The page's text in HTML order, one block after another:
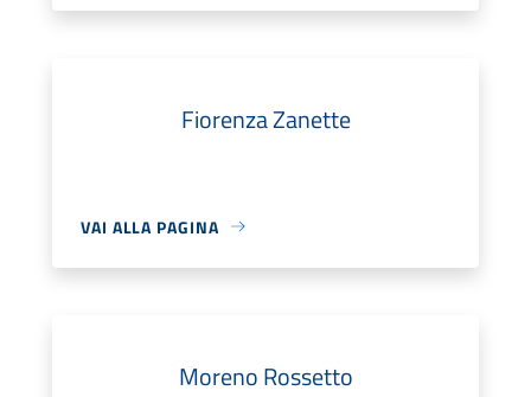
Fiorenza Zanette
VAI ALLA PAGINA
Moreno Rossetto